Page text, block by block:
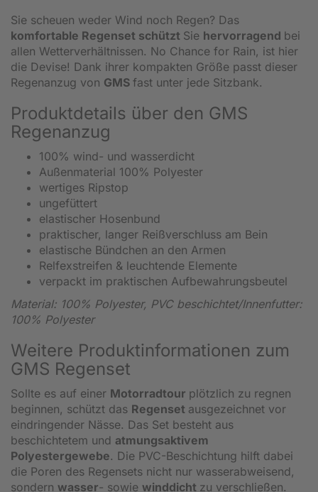
Sie scheuen weder Wind noch Regen? Das
komfortable Regenset schützt Sie hervorragend bei
allen Wetterverhältnissen. No Chance for Rain, ist hier
die Devise! Dank ihrer kompakten Größe passt dieser
Regenanzug von GMS fast unter jede Sitzbank.
Produktdetails über den GMS
Regenanzug
100% wind- und wasserdicht
Außenmaterial 100% Polyester
wertiges Ripstop
ungefüttert
elastischer Hosenbund
praktischer, langer Reißverschluss am Bein
elastische Bündchen an den Armen
Relfexstreifen & leuchtende Elemente
verpackt im praktischen Aufbewahrungsbeutel
Material: 100% Polyester, PVC beschichtet/Innenfutter:
100% Polyester
Weitere Produktinformationen zum
GMS Regenset
Sollte es auf einer Motorradtour plötzlich zu regnen
beginnen, schützt das Regenset ausgezeichnet vor
eindringender Nässe. Das Set besteht aus
beschichtetem und atmungsaktivem
Polyestergewebe. Die PVC-Beschichtung hilft dabei
die Poren des Regensets nicht nur wasserabweisend,
sondern wasser- sowie winddicht zu verschließen.